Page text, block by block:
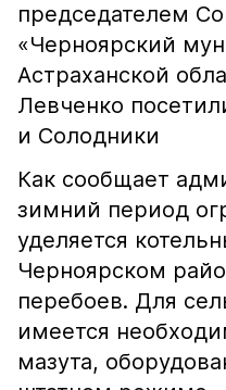
председателем
«Черноярский
Астраханской
Левченко
и Солодники
Как сообщает
зимний период
уделяется
Черноярском
перебоев. Для
имеется
мазута,